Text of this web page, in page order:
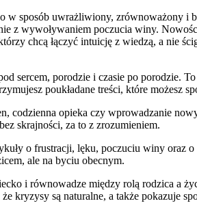
sposób uwrażliwiony, zrównoważony i
z wywoływaniem poczucia winy.
chcą łączyć intuicję z wiedzą, a nie
sercem, porodzie i czasie po porodzie.
poukładane treści, które możesz
codzienna opieka czy wprowadzanie
skrajności, za to z zrozumieniem.
o frustracji, lęku, poczuciu winy oraz
ale na byciu obecnym.
i równowadze między rolą rodzica a
kryzysy są naturalne, a także pokazuje